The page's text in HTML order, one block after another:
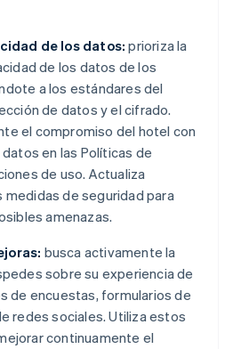
de los datos: prioriza la
de los datos de los
a los estándares del
de datos y el cifrado.
el compromiso del hotel con
en las Políticas de
de uso. Actualiza
de seguridad para
amenazas.
busca activamente la
sobre su experiencia de
de encuestas, formularios de
redes sociales. Utiliza estos
continuamente el